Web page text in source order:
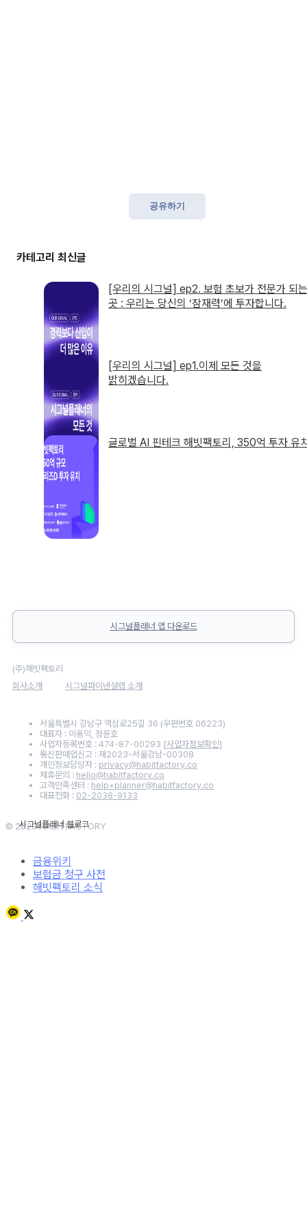
공유하기
[우리의 시그널] ep2. 보험 초보가 전문가 되는
곳 : 우리는 당신의 ‘잠재력’에 투자합니다.
[우리의 시그널] ep1.이제 모든 것을
밝히겠습니다.
글로벌 AI 핀테크 해빗팩토리, 350억 투자 유
시그널플래너 앱 다운로드
(주)해빗팩토리
회사소개
시그널파이낸셜랩 소개
서울특별시 강남구 역삼로25길 36 (우편번호 06223)
대표자 : 이동익, 정윤호
사업자등록번호 : 474-87-00293 [사업자정보확인]
통신판매업신고 : 제2023-서울강남-00308
개인정보담당자 : privacy@habitfactory.co
제휴문의 : hello@habitfactory.co
고객만족센터 : help+planner@habitfactory.co
대표전화 : 02-2038-9133
© 2020 HABITFACTORY
금융위키
보험금 청구 사전
해빗팩토리 소식